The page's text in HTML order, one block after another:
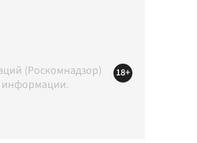
(Роскомнадзор)
информации.
18+